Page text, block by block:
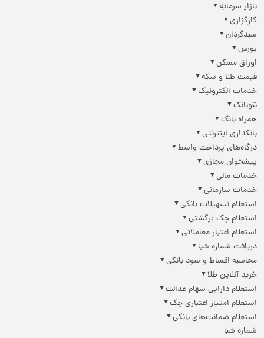
بازار سرمایه
کارگزاری
سبدگردان
بورس
اوراق مسکن
قیمت طلا و سکه
خدمات الکترونیک
نئوبانک
همراه بانک
بانکداری اینترنتی
درگاه‌های پرداخت واسط
پیشخوان مجازی
خدمات مالی
خدمات سازمانی
استعلام تسهیلات بانکی
استعلام چک برگشتی
استعلام اعتبار معاملاتی
دریافت شماره شبا
محاسبه اقساط و سود بانکی
خرید آنلاین طلا
استعلام دارایی سهام عدالت
استعلام امتیاز اعتباری چک
استعلام ضمانت‌های بانکی
شماره شبا